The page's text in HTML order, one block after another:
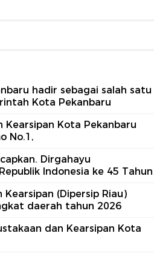
hadir sebagai salah satu
Kota Pekanbaru
Kearsipan Kota Pekanbaru
No.1,
Dirgahayu
Indonesia ke 45 Tahun
(Dipersip Riau)
daerah tahun 2026
dan Kearsipan Kota